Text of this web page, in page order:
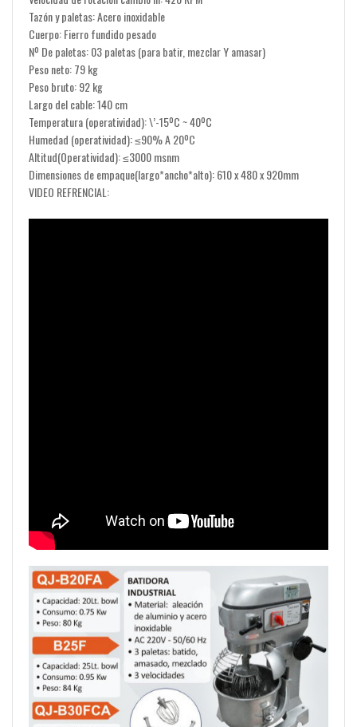
Tazón y paletas: Acero inoxidable
Cuerpo: Fierro fundido pesado
Nº De paletas: 03 paletas (para batir, mezclar Y amasar)
Peso neto: 79 kg
Peso bruto: 92 kg
Largo del cable: 140 cm
Temperatura (operatividad): \’-15ºC ~ 40ºC
Humedad (operatividad): ≤90% A 20ºC
Altitud(Operatividad): ≤3000 msnm
Dimensiones de empaque(largo*ancho*alto): 610 x 480 x 920mm
VIDEO REFRENCIAL: